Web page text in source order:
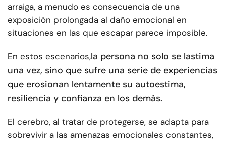
arraiga, a menudo es consecuencia de una
exposición prolongada al daño emocional en
situaciones en las que escapar parece imposible.
En estos escenarios,la persona no solo se lastima
una vez, sino que sufre una serie de experiencias
que erosionan lentamente su autoestima,
resiliencia y confianza en los demás.
El cerebro, al tratar de protegerse, se adapta para
sobrevivir a las amenazas emocionales constantes,